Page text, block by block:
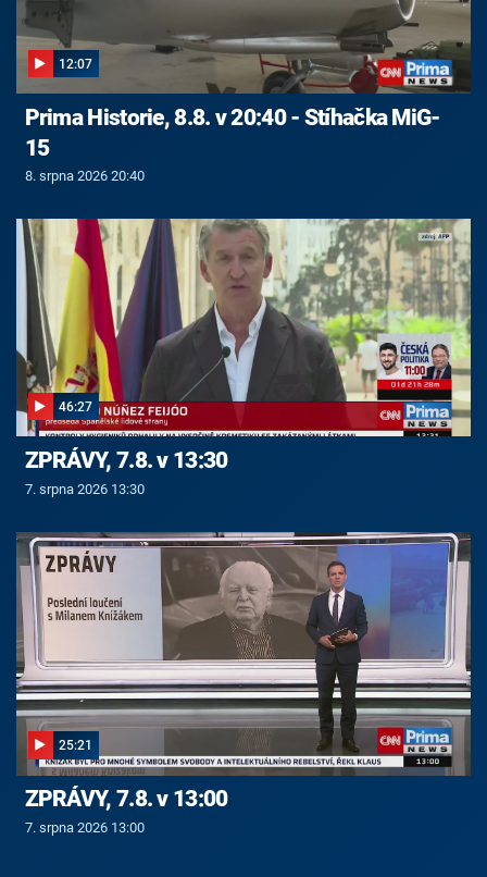
12:07
Prima Historie, 8.8. v 20:40 - Stíhačka MiG-
15
8. srpna 2026 20:40
46:27
ZPRÁVY, 7.8. v 13:30
7. srpna 2026 13:30
25:21
ZPRÁVY, 7.8. v 13:00
7. srpna 2026 13:00